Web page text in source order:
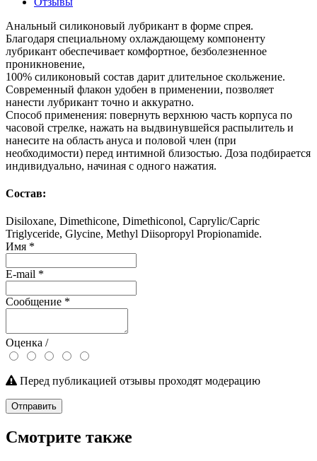
Анальный силиконовый лубрикант в форме спрея.
Благодаря специальному охлаждающему компоненту
лубрикант обеспечивает комфортное, безболезненное
проникновение,
100% силиконовый состав дарит длительное скольжение.
Современный флакон удобен в применении, позволяет
нанести лубрикант точно и аккуратно.
Способ применения: повернуть верхнюю часть корпуса по
часовой стрелке, нажать на выдвинувшейся распылитель и
нанесите на область ануса и половой член (при
необходимости) перед интимной близостью. Доза подбирается
индивидуально, начиная с одного нажатия.
Состав:
Disiloxane, Dimethicone, Dimethiconol, Caprylic/Capric
Triglyceride, Glycine, Methyl Diisopropyl Propionamide.
Имя *
E-mail *
Сообщение *
Оценка /
Перед публикацией отзывы проходят модерацию
Отправить
Смотрите также